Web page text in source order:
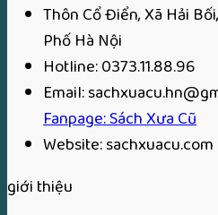
Thôn Cổ Điển, Xã Hải
Phố Hà Nội
Hotline: 0373.11.88.96
Email:
Fanpage: Sách Xưa Cũ
Website: sachxuacu.com
giới thiệu